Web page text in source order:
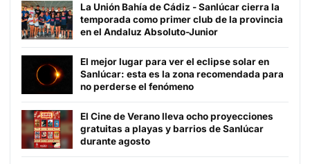
La Unión Bahía de Cádiz - Sanlúcar cierra la
temporada como primer club de la provincia
en el Andaluz Absoluto-Junior
El mejor lugar para ver el eclipse solar en
Sanlúcar: esta es la zona recomendada para
no perderse el fenómeno
El Cine de Verano lleva ocho proyecciones
gratuitas a playas y barrios de Sanlúcar
durante agosto